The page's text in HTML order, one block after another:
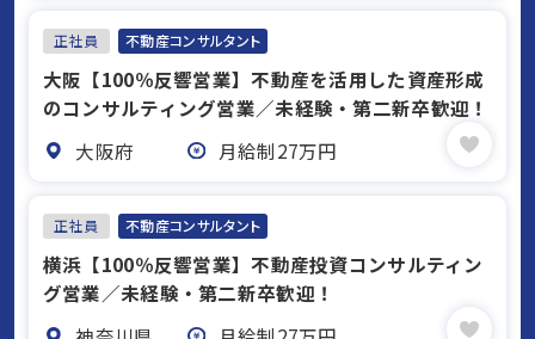
正社員 不動産コンサルタント
大阪【100％反響営業】不動産を活用した資産形成
のコンサルティング営業／未経験・第二新卒歓迎！
大阪府
月給制27万円
正社員 不動産コンサルタント
横浜【100％反響営業】不動産投資コンサルティン
グ営業／未経験・第二新卒歓迎！